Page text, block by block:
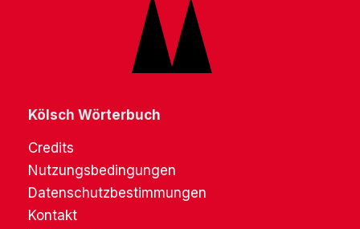
Kölsch Wörterbuch
Credits
Nutzungsbedingungen
Datenschutzbestimmungen
Kontakt